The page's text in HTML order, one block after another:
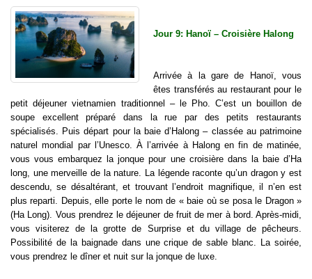
Jour 9: Hanoï – Croisière Halong
Arrivée à la gare de Hanoï, vous
êtes transférés au restaurant pour le
petit déjeuner vietnamien traditionnel – le Pho. C’est un bouillon de
soupe excellent préparé dans la rue par des petits restaurants
spécialisés. Puis départ pour la baie d’Halong – classée au patrimoine
naturel mondial par l’Unesco. À l’arrivée à Halong en fin de matinée,
vous vous embarquez la jonque pour une croisière dans la baie d’Ha
long, une merveille de la nature. La légende raconte qu’un dragon y est
descendu, se désaltérant, et trouvant l’endroit magnifique, il n’en est
plus reparti. Depuis, elle porte le nom de « baie où se posa le Dragon »
(Ha Long). Vous prendrez le déjeuner de fruit de mer à bord. Après-midi,
vous visiterez de la grotte de Surprise et du village de pêcheurs.
Possibilité de la baignade dans une crique de sable blanc. La soirée,
vous prendrez le dîner et nuit sur la jonque de luxe.